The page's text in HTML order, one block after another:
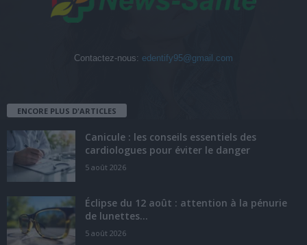
Contactez-nous: edentify95@gmail.com
ENCORE PLUS D'ARTICLES
Canicule : les conseils essentiels des
cardiologues pour éviter le danger
5 août 2026
Éclipse du 12 août : attention à la pénurie
de lunettes...
5 août 2026